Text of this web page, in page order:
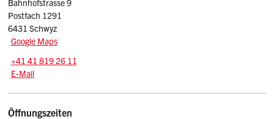
Bahnhofstrasse 9
Postfach 1291
6431 Schwyz
Google Maps
Tel.:
+41 41 819 26 11
E-Mail: kr
E-Mail
Öffnungszeiten